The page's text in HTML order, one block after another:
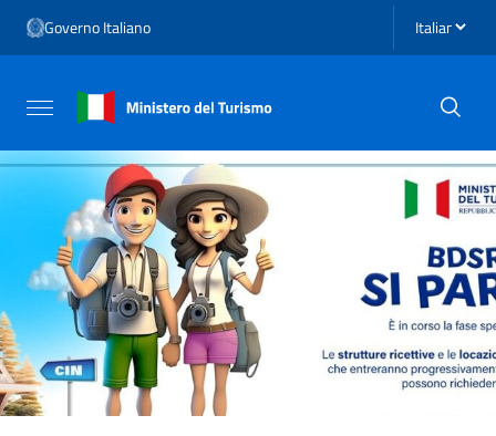
Vai al menu di navigazione
Vai al footer
Governo Italiano Seleziona
Attiva / disattiva la navigazione